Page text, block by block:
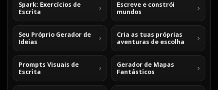
Spark: Exercícios de
Escrita
Escreve e constrói
mundos
Seu Próprio Gerador de
Ideias
Cria as tuas próprias
aventuras de escolha
Prompts Visuais de
Escrita
Gerador de Mapas
Fantásticos